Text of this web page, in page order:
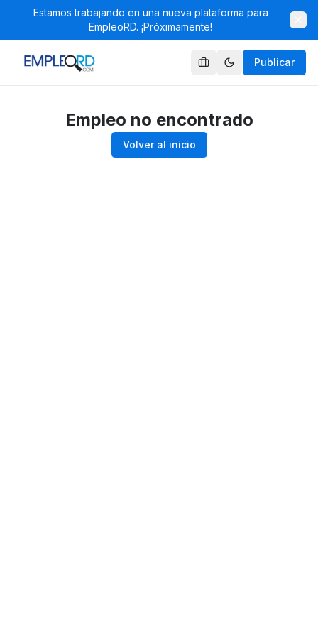
Estamos trabajando en una nueva plataforma para
EmpleoRD. ¡Próximamente!
Publicar
Empleo no encontrado
Volver al inicio